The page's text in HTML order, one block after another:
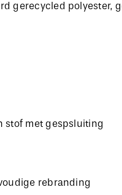
gerecycled polyester,
stof met gespsluiting
rebranding